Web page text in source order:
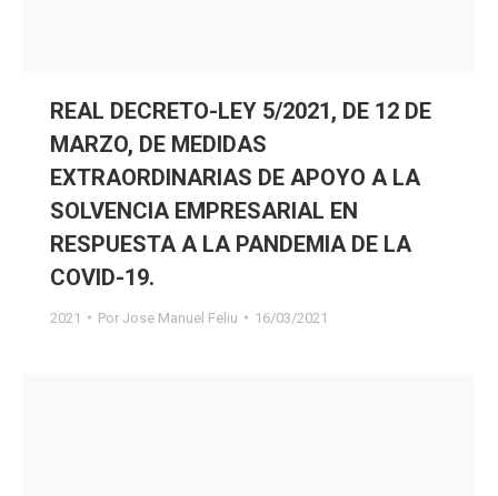
REAL DECRETO-LEY 5/2021, DE 12 DE
MARZO, DE MEDIDAS
EXTRAORDINARIAS DE APOYO A LA
SOLVENCIA EMPRESARIAL EN
RESPUESTA A LA PANDEMIA DE LA
COVID-19.
2021 Por Jose Manuel Feliu 16/03/2021